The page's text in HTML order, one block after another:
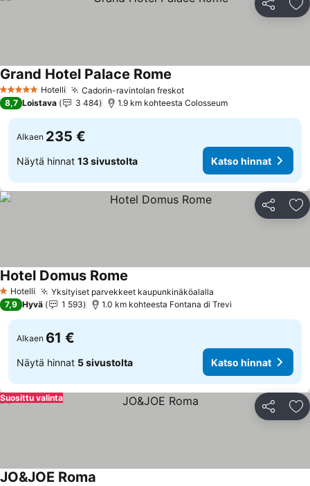
Jaa
5 Tähtiluokitus
Hotelli Cadorin-ravintolan freskotKatso hinnat
Grand Hotel Palace Rome
8,7 Loistava 3 484 1.9 km kohteesta Colosseum
Alkaen 235 €
Näytä hinnat 13 sivustolta Katso hinnat
Jaa
1 Tähtiluokitus
Hotelli Yksityiset parvekkeet kaupunkinäköalalla
Hotel Domus Rome
7,9 Hyvä 1 593 1.0 km kohteesta Fontana di Trevi
Alkaen 61 €
Näytä hinnat 5 sivustolta Katso hinnat
Jaa
Suosittu valinta
JO&JOE Roma